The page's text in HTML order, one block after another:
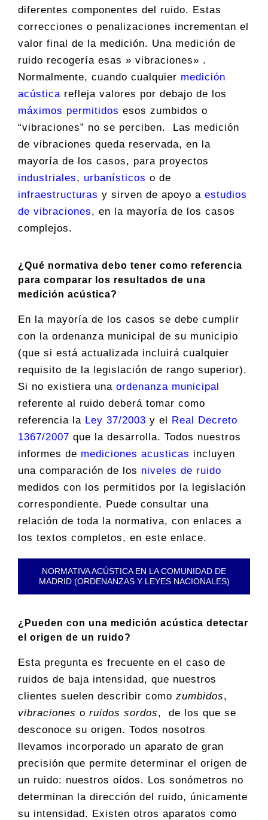
diferentes componentes del ruido. Estas
correcciones o penalizaciones incrementan el
valor final de la medición. Una medición de
ruido recogería esas » vibraciones» .
Normalmente, cuando cualquier medición
acústicarefleja valores por debajo de los
máximos permitidos esos zumbidos o
“vibraciones” no se perciben. Las medición
de vibraciones queda reservada, en la
mayoría de los casos, para proyectos
industriales, urbanísticos o de
infraestructuras y sirven de apoyo a estudios
de vibraciones, en la mayoría de los casos
complejos.
¿Qué normativa debo tener como referencia
para comparar los resultados de una
medición acústica?
En la mayoría de los casos se debe cumplir
con la ordenanza municipal de su municipio
(que si está actualizada incluirá cualquier
requisito de la legislación de rango superior).
Si no existiera una ordenanza municipal
referente al ruido deberá tomar como
referencia la Ley 37/2003 y el
Real Decreto
1367/2007 que la desarrolla. Todos nuestros
informes de mediciones acusticas incluyen
una comparación de los niveles de ruido
medidos con los permitidos por la legislación
correspondiente. Puede consultar una
relación de toda la normativa, con enlaces a
los textos completos, en este enlace.
NORMATIVA ACÚSTICA EN LA COMUNIDAD DE
MADRID (ORDENANZAS Y LEYES NACIONALES)
¿Pueden con una medición acústica detectar
el origen de un ruido?
Esta pregunta es frecuente en el caso de
ruidos de baja intensidad, que nuestros
clientes suelen describir como zumbidos,
vibraciones o ruidos sordos, de los que se
desconoce su origen. Todos nosotros
llevamos incorporado un aparato de gran
precisión que permite determinar el origen de
un ruido: nuestros oídos. Los sonómetros no
determinan la dirección del ruido, únicamente
su intensidad. Existen otros aparatos como